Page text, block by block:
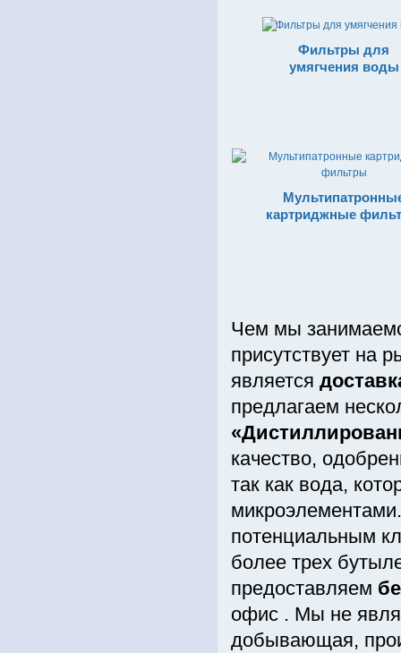
Фильтры для
умягчения воды
картриджные
Чем мы
присутствует на
является
предлагаем
качество,
так как вода,
потенциальным
более трех
предоставляем
офис . Мы не
добывающая,